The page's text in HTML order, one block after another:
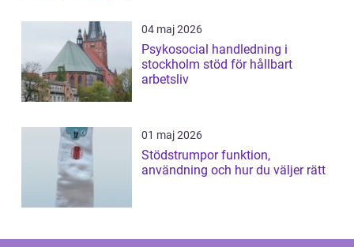
04 maj 2026
Psykosocial handledning i
stockholm stöd för hållbart
arbetsliv
01 maj 2026
Stödstrumpor funktion,
användning och hur du väljer rätt